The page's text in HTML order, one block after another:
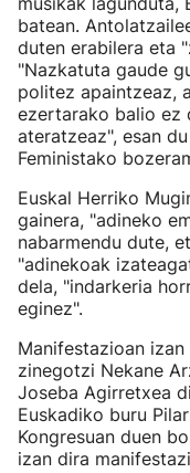
batean.
duten erabilera eta
"Nazkatuta gaude
politez apaintzeaz,
ezertarako balio ez
ateratzeaz", esan
Feministako
Euskal Herriko
gainera, "adineko
nabarmendu dute,
"adinekoak
dela, "indarkeria
eginez".
Manifestazioan
zinegotzi Nekane
Joseba Agirretxea
Euskadiko buru
Kongresuan duen
izan dira